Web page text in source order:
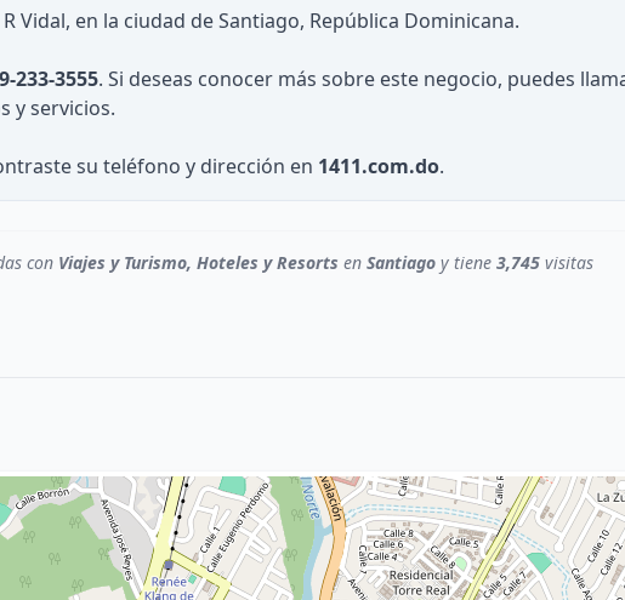
Vidal, en la ciudad de Santiago, República Dominicana.
233-3555. Si deseas conocer más sobre este negocio, puedes
y servicios.
su teléfono y dirección en 1411.com.do.
con Viajes y Turismo, Hoteles y Resorts en Santiago y tiene 3,745 visitas